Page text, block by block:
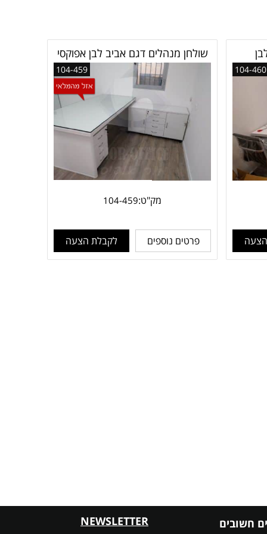
104-460
שולחן מנהלים דגם אביב לבן אפוקסי
104-459
מק"ט:104-459
פרטים נוספים לקבלת הצעה
חשובים NEWSLETTER